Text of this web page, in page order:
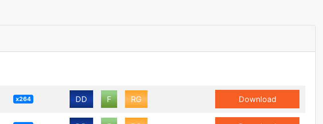
x264 DD F RG Download